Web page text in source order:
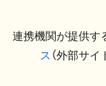
連携機関が提供す
ス （外部サ